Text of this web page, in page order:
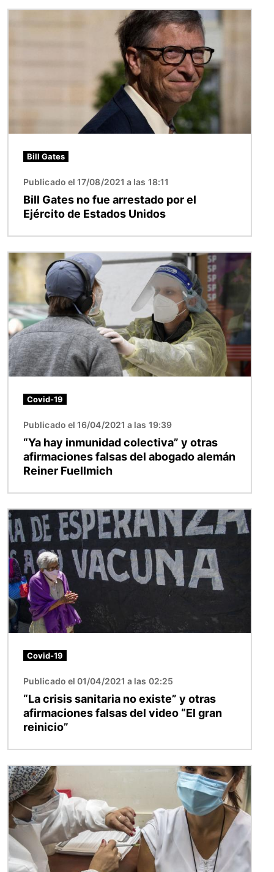
Bill Gates
Publicado el 17/08/2021 a las 18:11
Bill Gates no fue arrestado por el
Ejército de Estados Unidos
Imagen
Covid-19
Publicado el 16/04/2021 a las 19:39
“Ya hay inmunidad colectiva” y otras
afirmaciones falsas del abogado alemán
Reiner Fuellmich
Imagen
Covid-19
Publicado el 01/04/2021 a las 02:25
“La crisis sanitaria no existe” y otras
afirmaciones falsas del video “El gran
reinicio”
Imagen